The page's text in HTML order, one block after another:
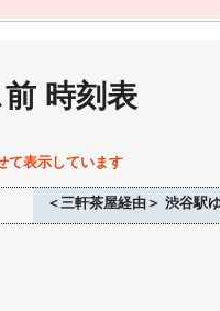
時刻表
て表示しています
＜三軒茶屋経由＞ 渋谷駅